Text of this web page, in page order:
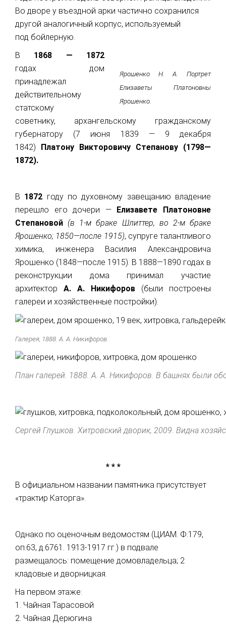
Во дворе у въездной арки частично сохранился
другой аналогичный корпус, используемый
под бойлерную.
Ярошенко Н. А. Портрет
Елизаветы Платоновны
Ярошенко.
В 1868 — 1872
годах дом
принадлежал
действительному
статскому
советнику, архангельскому гражданскому
губернатору (7 июня 1839 — 9 декабря
1842) Платону Викторовичу Степанову (1798—
1872).
В 1872 году по духовному завещанию владение
перешло его дочери — Елизавете Платоновне
Степановой (в 1-м браке Шлиттер, во 2-м браке
Ярошенко; 1850—после 1915), супруге талантливого
химика, инженера Василия Александровича
Ярошенко (1848—после 1915). В 1888—1890 годах в
реконструкции дома принимал участие
архитектор А. А. Никифоров (были построены
галереи и хозяйственные постройки).
Галерея, 1888. А. А. Никифоров.
План галерей. 1888. А. А. Никифоров. В башнях были
Сергей Глушков. Хитровский дворик, 2009. Видна
* * *
В официальном названии памятника присутствует
«трактир Каторга».
Однако по оценочным ведомостям (ЦИАМ. Ф.179,
оп.63, д.6761. 1913-1917 гг.) в подвале
размещалось: помещение домовладельца; 2
кладовые и дворницкая.
На первом этаже:
1. Чайная Тарасовой
2. Чайная Дерюгина